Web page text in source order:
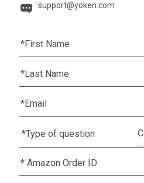
support@yoken.com